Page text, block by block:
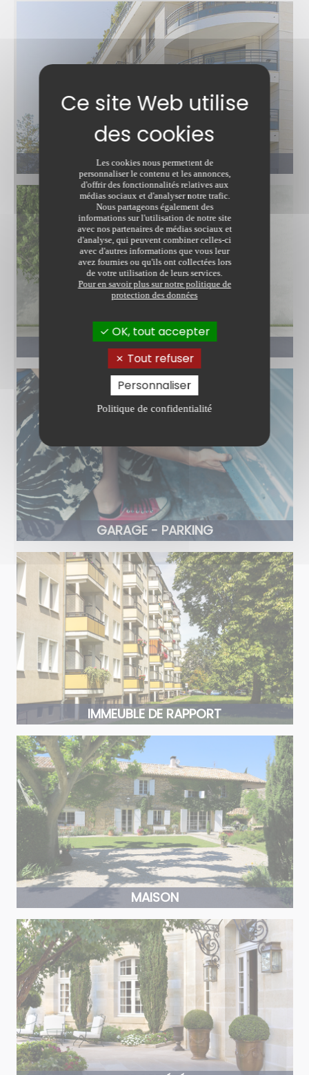
APPARTEMENT
FONDS ET/OU MURS COMMERCIAUX
GARAGE - PARKING
IMMEUBLE DE RAPPORT
MAISON
Les cookies nous permettent de
personnaliser le contenu et les annonces,
d'offrir des fonctionnalités relatives aux
médias sociaux et d'analyser notre trafic.
Nous partageons également des
informations sur l'utilisation de notre site
avec nos partenaires de médias sociaux et
d'analyse, qui peuvent combiner celles-ci
avec d'autres informations que vous leur
avez fournies ou qu'ils ont collectées lors
de votre utilisation de leurs services.
Pour en savoir plus sur notre politique de
protection des données
OK, tout accepter
Tout refuser
Personnaliser
Politique de confidentialité